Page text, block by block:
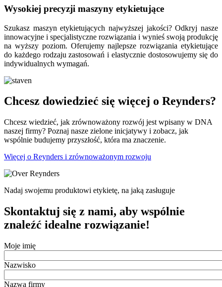
Wysokiej precyzji maszyny etykietujące
Szukasz maszyn etykietujących najwyższej jakości? Odkryj nasze
innowacyjne i specjalistyczne rozwiązania i wynieś swoją produkcję
na wyższy poziom. Oferujemy najlepsze rozwiązania etykietujące
do każdego rodzaju zastosowań i elastycznie dostosowujemy się do
indywidualnych wymagań.
Chcesz dowiedzieć się więcej o Reynders?
Chcesz wiedzieć, jak zrównoważony rozwój jest wpisany w DNA
naszej firmy? Poznaj nasze zielone inicjatywy i zobacz, jak
wspólnie budujemy przyszłość, która ma znaczenie.
Więcej o Reynders i zrównoważonym rozwoju
Nadaj swojemu produktowi etykietę, na jaką zasługuje
Skontaktuj się z nami, aby wspólnie
znaleźć idealne rozwiązanie!
Moje imię
Nazwisko
Nazwa firmy